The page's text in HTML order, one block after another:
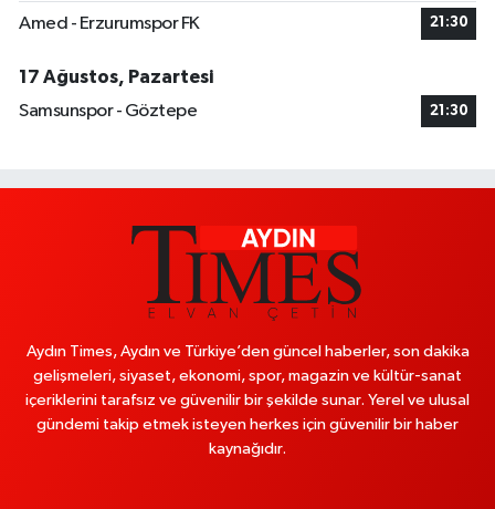
Amed - Erzurumspor FK 21:30
17 Ağustos, Pazartesi
Samsunspor - Göztepe
21:30
Aydın Times, Aydın ve Türkiye’den güncel haberler, son dakika
gelişmeleri, siyaset, ekonomi, spor, magazin ve kültür-sanat
içeriklerini tarafsız ve güvenilir bir şekilde sunar. Yerel ve ulusal
gündemi takip etmek isteyen herkes için güvenilir bir haber
kaynağıdır.